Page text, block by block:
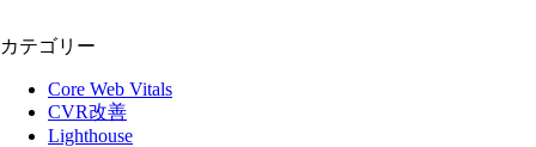
カテゴリー
Core Web Vitals
CVR改善
Lighthouse